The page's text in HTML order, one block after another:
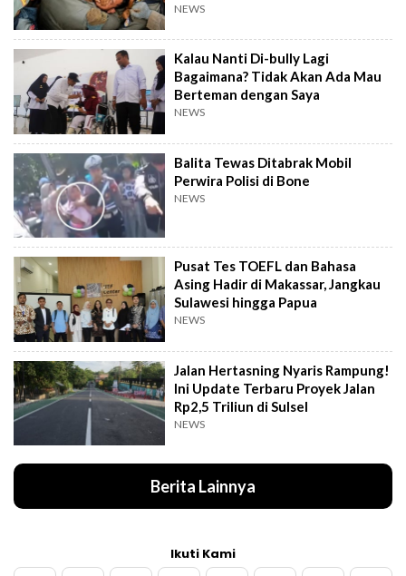
NEWS
Kalau Nanti Di-bully Lagi
Bagaimana? Tidak Akan Ada Mau
Berteman dengan Saya
NEWS
Balita Tewas Ditabrak Mobil
Perwira Polisi di Bone
NEWS
Pusat Tes TOEFL dan Bahasa
Asing Hadir di Makassar, Jangkau
Sulawesi hingga Papua
NEWS
Jalan Hertasning Nyaris Rampung!
Ini Update Terbaru Proyek Jalan
Rp2,5 Triliun di Sulsel
NEWS
Berita Lainnya
Ikuti Kami